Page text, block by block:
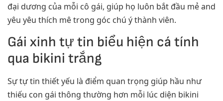
đại dương của mỗi cô gái, giúp họ luôn bắt đầu mẻ and
yêu yêu thích mê trong góc chú ý thành viên.
Gái xinh tự tin biểu hiện cá tính
qua bikini trắng
Sự tự tin thiết yếu là điểm quan trọng giúp hầu như
thiếu con gái thông thường hơn mỗi lúc diện bikini